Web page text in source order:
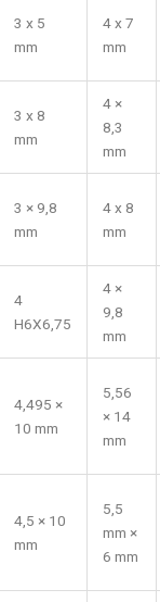
3 x 5
mm
4 x 7
mm
3 x 8
mm
4 ×
8,3
mm
3 × 9,8
mm
4 x 8
mm
4
H6X6,75
4 ×
9,8
mm
4,495 ×
10 mm
5,56
× 14
mm
4,5 × 10
mm
5,5
mm ×
6 mm